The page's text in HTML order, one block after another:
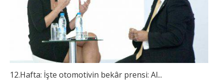
12.Hafta: İşte otomotivin bekâr prensi: Al...